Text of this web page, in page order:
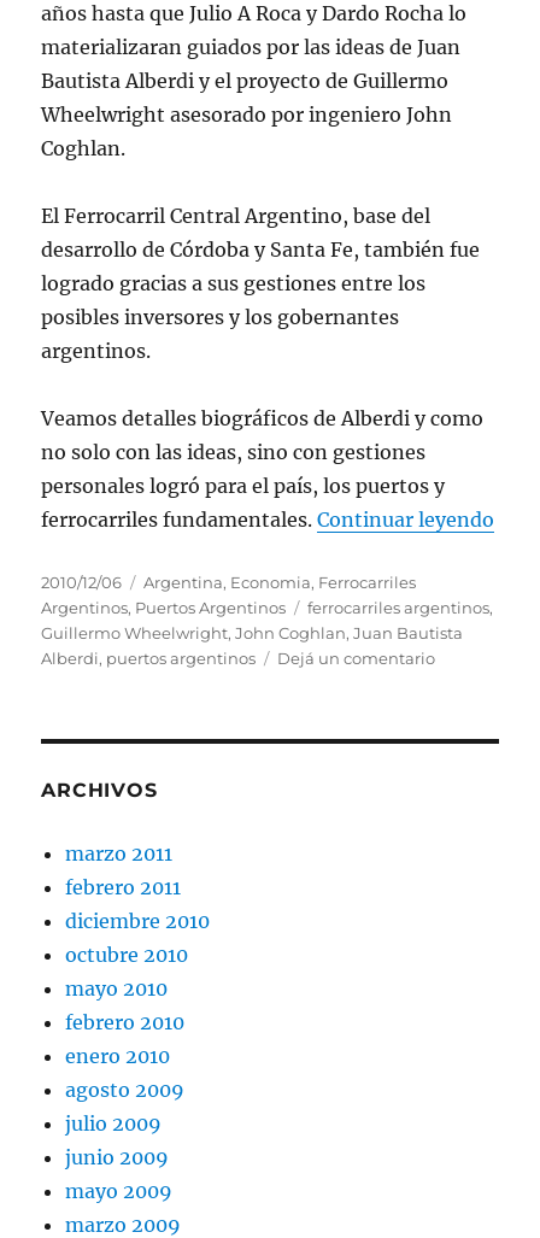
años hasta que Julio A Roca y Dardo Rocha lo
materializaran guiados por las ideas de Juan
Bautista Alberdi y el proyecto de Guillermo
Wheelwright asesorado por ingeniero John
Coghlan.
El Ferrocarril Central Argentino, base del
desarrollo de Córdoba y Santa Fe, también fue
logrado gracias a sus gestiones entre los
posibles inversores y los gobernantes
argentinos.
Veamos detalles biográficos de Alberdi y como
no solo con las ideas, sino con gestiones
personales logró para el país, los puertos y
ferrocarriles fundamentales.Continuar leyendo
Publicado
el
2010/12/06 Categorías
Argentina, Economia, Ferrocarriles
Argentinos, Puertos Argentinos Etiquetas
ferrocarriles argentinos,
Guillermo Wheelwright,John Coghlan,Juan Bautista
Alberdi, puertos argentinos Dejá un comentarioen
ARCHIVOS
marzo 2011
febrero 2011
diciembre 2010
octubre 2010
mayo 2010
febrero 2010
enero 2010
agosto 2009
julio 2009
junio 2009
mayo 2009
marzo 2009